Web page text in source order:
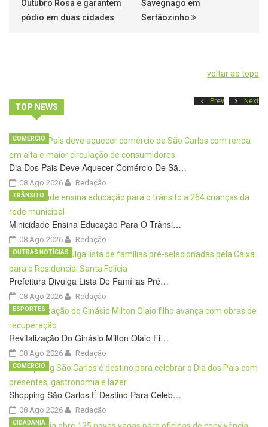
Outubro Rosa e garantem
pódio em duas cidades
Savegnago em
Sertãozinho
voltar ao topo
TOP NEWS
Prev Next
Dia Dos Pais Deve Aquecer Comércio De Sã…
08 Ago 2026
COMÉRCIO
Redação
Minicidade Ensina Educação Para O Trânsi…
08 Ago 2026
TRÂNSITO
Redação
Prefeitura Divulga Lista De Famílias Pré…
08 Ago 2026
OUTRAS NOTÍCIAS
Redação
Revitalização Do Ginásio Milton Olaio Fi…
08 Ago 2026
ESPORTES
Redação
Shopping São Carlos É Destino Para Celeb…
08 Ago 2026
COMÉRCIO
Redação
CIDADANIA